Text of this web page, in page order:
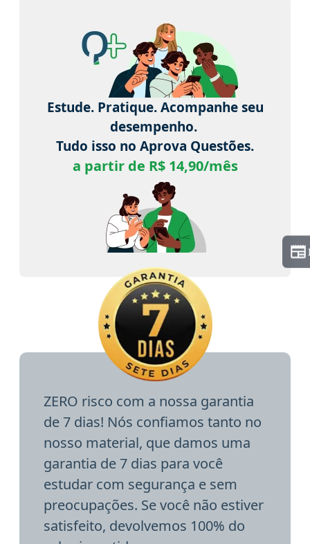
Estude. Pratique. Acompanhe seu
desempenho.
Tudo isso no Aprova Questões.
a partir de R$ 14,90/mês
ZERO risco com a nossa garantia
de 7 dias! Nós confiamos tanto no
nosso material, que damos uma
garantia de 7 dias para você
estudar com segurança e sem
preocupações. Se você não estiver
satisfeito, devolvemos 100% do